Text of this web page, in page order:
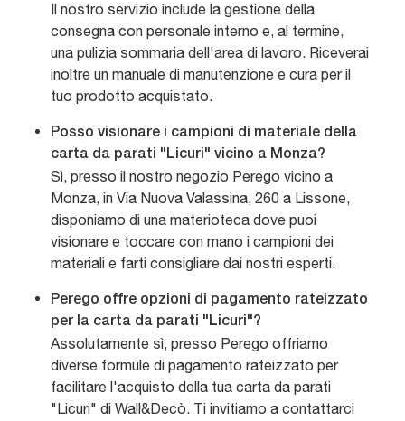
Il nostro servizio include la gestione della
consegna con personale interno e, al termine,
una pulizia sommaria dell'area di lavoro. Riceverai
inoltre un manuale di manutenzione e cura per il
tuo prodotto acquistato.
Posso visionare i campioni di materiale della
carta da parati "Licuri" vicino a Monza?
Sì, presso il nostro negozio Perego vicino a
Monza, in Via Nuova Valassina, 260 a Lissone,
disponiamo di una materioteca dove puoi
visionare e toccare con mano i campioni dei
materiali e farti consigliare dai nostri esperti.
Perego offre opzioni di pagamento rateizzato
per la carta da parati "Licuri"?
Assolutamente sì, presso Perego offriamo
diverse formule di pagamento rateizzato per
facilitare l'acquisto della tua carta da parati
"Licuri" di Wall&Decò. Ti invitiamo a contattarci